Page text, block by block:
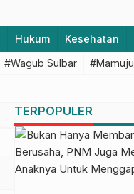
Hukum Kesehatan
#Wagub Sulbar #Mamuju
TERPOPULER